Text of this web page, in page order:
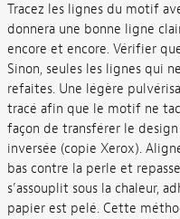
Tracez les lignes du motif
donnera une bonne ligne
encore et encore. Vérifier
Sinon, seules les lignes qui
refaites. Une légère
tracé afin que le motif ne
façon de transférer le
inversée (copie Xerox).
bas contre la perle et
s’assouplit sous la chaleur,
papier est pelé. Cette